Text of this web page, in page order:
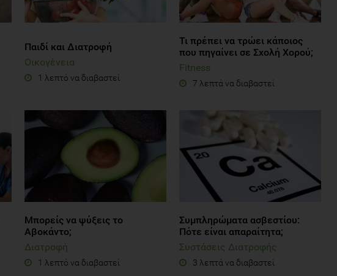
Παιδί και Διατροφή
Οικογένεια
1 λεπτό να διαβαστεί
Τι πρέπει να τρώει κάποιος
που πηγαίνει σε Σχολή Χορού;
Fitness
7 λεπτά να διαβαστεί
Μπορείς να ψύξεις το
Αβοκάντο;
Διατροφή
1 λεπτό να διαβαστεί
Συμπληρώματα ασβεστίου:
Πότε είναι απαραίτητα;
Συστάσεις Διατροφής
3 λεπτά να διαβαστεί